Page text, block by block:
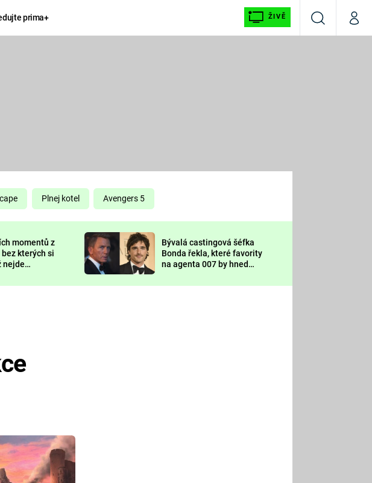
prima+ ŽIVĚ
VyhledáváníMůj
KOMEDIE
CHUCK
NORRIS
DEADPOOL
Prima LAJK
Sledujte nás
Plnej kotel Avengers 5
momentů z
kterých si
nejde
Bývalá castingová šéfka
Bonda řekla, které favority
na agenta 007 by hned